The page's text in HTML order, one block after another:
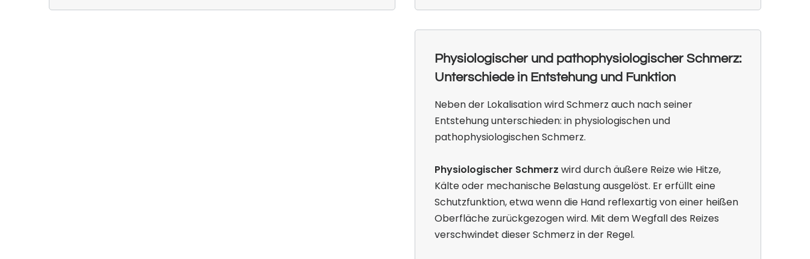
Physiologischer und pathophysiologischer Schmerz:
Unterschiede in Entstehung und Funktion
Neben der Lokalisation wird Schmerz auch nach seiner
Entstehung unterschieden: in physiologischen und
pathophysiologischen Schmerz.
Physiologischer Schmerz wird durch äußere Reize wie Hitze,
Kälte oder mechanische Belastung ausgelöst. Er erfüllt eine
Schutzfunktion, etwa wenn die Hand reflexartig von einer heißen
Oberfläche zurückgezogen wird. Mit dem Wegfall des Reizes
verschwindet dieser Schmerz in der Regel.